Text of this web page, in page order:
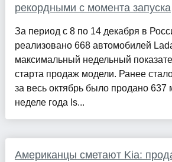
рекордными с момента запуска
За период с 8 по 14 декабря в
реализовано 668 автомобилей
максимальный недельный
старта продаж модели. Ранее
за весь октябрь было продано
неделе года Is...
Американцы сметают Kia: